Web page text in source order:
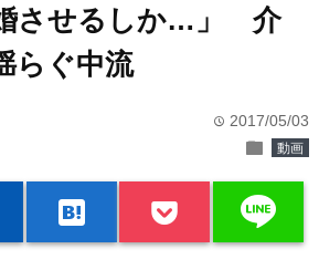
婚させるしか…」 介
らぐ中流
time 2017/05/03
folder 動画
hatenabookmark line